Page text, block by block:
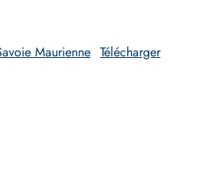
Maurienne Télécharger